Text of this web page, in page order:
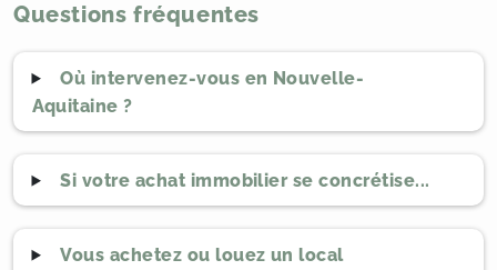
Questions fréquentes
Où intervenez-vous en Nouvelle-
Aquitaine ?
Si votre achat immobilier se concrétise...
Vous achetez ou louez un local